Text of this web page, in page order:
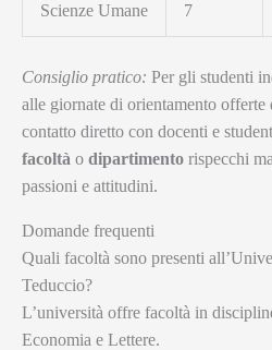
Scienze Umane 7
Consiglio pratico: Per gli studenti
alle giornate di orientamento offerte
contatto diretto con docenti e
facoltà o dipartimento rispecchi
passioni e attitudini.
Domande frequenti
Quali facoltà sono presenti
Teduccio?
L’università offre facoltà in
Economia e Lettere.